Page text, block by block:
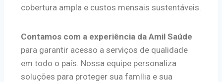
cobertura ampla e custos mensais sustentáveis.
Contamos com a experiência da Amil Saúde
para garantir acesso a serviços de qualidade
em todo o país. Nossa equipe personaliza
soluções para proteger sua família e sua